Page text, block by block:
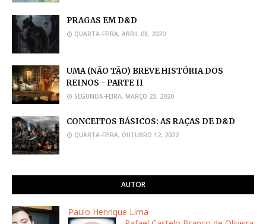
PRAGAS EM D&D
QUARTA-FEIRA, ABRIL 08, 2020
UMA (NÃO TÃO) BREVE HISTÓRIA DOS
REINOS - PARTE II
SEGUNDA-FEIRA, MARÇO 23, 2020
CONCEITOS BÁSICOS: AS RAÇAS DE D&D
QUARTA-FEIRA, OUTUBRO 12, 2022
AUTOR
Paulo Henrique Lima